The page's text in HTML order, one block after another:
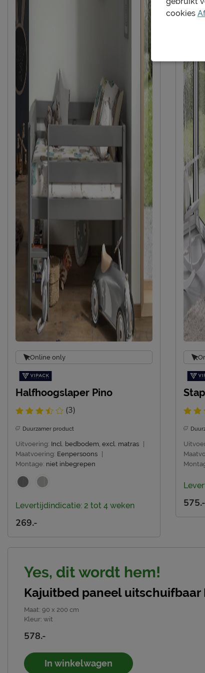
Online only
Halfhoogslaper Pino
(3)
Duurzamer product
Uitvoering: Incl. bedbodem, excl. matras
Maatvoering: Eenpersoons
Montage: niet inbegrepen
Levertijdindicatie: 2 tot 4 weken
269.-
575.-
Yes, dit wordt hem!
Kajuitbed paneel uitschuifbaar
Maat: 90 x 200 cm
Kleur: wit
578.-
In winkelwagen
cookies